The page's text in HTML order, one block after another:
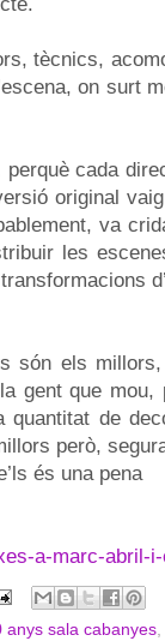
tècnics,
on surt
cada
original
va
les
són els
gent que
de
però,
és una pena
a-marc-abril-
anys sala cabanyes,